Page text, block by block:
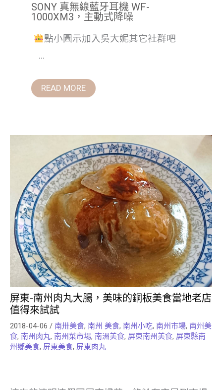
SONY 真無線藍牙耳機 WF-
1000XM3，主動式降噪
點小圖示加入吳大妮其它社群吧
...
READ MORE
屏東-南州肉丸大腸，美味的銅板美食當地老店
值得來試試
2018-04-06 / 南卅美食, 南州 美食, 南州小吃, 南州市場, 南州美
食, 南州肉丸, 南州菜市場, 南洲美食, 屏東南州美食, 屏東縣南
州鄉美食, 屏東美食, 屏東肉丸